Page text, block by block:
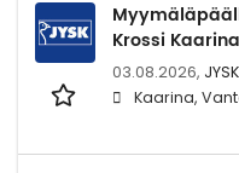
Krossi Kaarina
03.08.2026,
Kaarina,